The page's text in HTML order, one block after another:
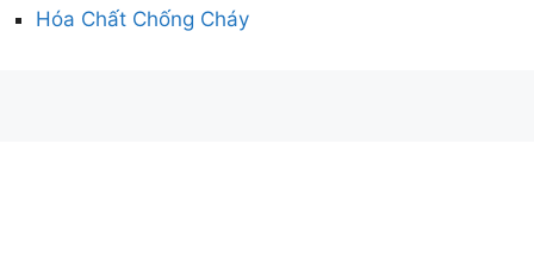
Hóa Chất Chống Cháy